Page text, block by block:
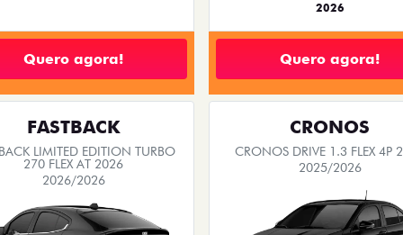
Quero agora!
2026
Quero agora!
FASTBACK
LIMITED EDITION TURBO
270 FLEX AT 2026
2026/2026
CRONOS
CRONOS DRIVE 1.3 FLEX 4P
2025/2026